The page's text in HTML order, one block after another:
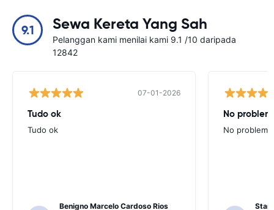
9.1 Sewa Kereta Yang Sah
Pelanggan kami menilai kami 9.1 /10 daripada
12842
07-01-2026
Tudo ok
Tudo ok
Benigno Marcelo Cardoso Rios
No
No